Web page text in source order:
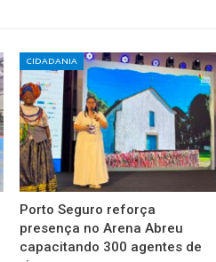
CIDADANIA
Porto Seguro reforça
presença no Arena Abreu
capacitando 300 agentes de